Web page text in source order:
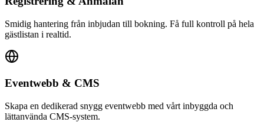
Smidig hantering från inbjudan till bokning. Få full kontroll på hela
gästlistan i realtid.
Eventwebb & CMS
Skapa en dedikerad snygg eventwebb med vårt inbyggda och
lättanvända CMS-system.